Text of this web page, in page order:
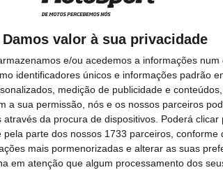
Damos valor à sua privacidade
e/ou acedemos a informações
identificadores únicos e informações padrão
medição de publicidade e
a sua permissão, nós e os nossos parceiros
da procura de dispositivos. Poderá clicar
parte dos nossos 1733 parceiros, conforme
mais pormenorizadas e alterar as suas
em atenção que algum processamento dos
estilo agressivo, semelhante ao do seu
piloto da KTM não acredita que a
difícil” de andar.